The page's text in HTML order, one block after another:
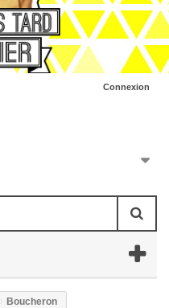
Connexion
Boucheron